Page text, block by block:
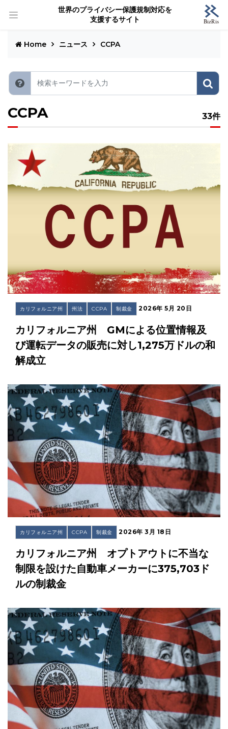
世界のプライバシー保護規制対応を
支援するサイト
Home ニュース CCPA
CCPA 33件
カリフォルニア州 州法 CCPA 制裁金 2026年 5月 20日
カリフォルニア州 GMによる位置情報及
び運転データの販売に対し1,275万ドルの和
解成立
カリフォルニア州 CCPA 制裁金 2026年 3月 18日
カリフォルニア州 オプトアウトに不当な
制限を設けた自動車メーカーに375,703ド
ルの制裁金